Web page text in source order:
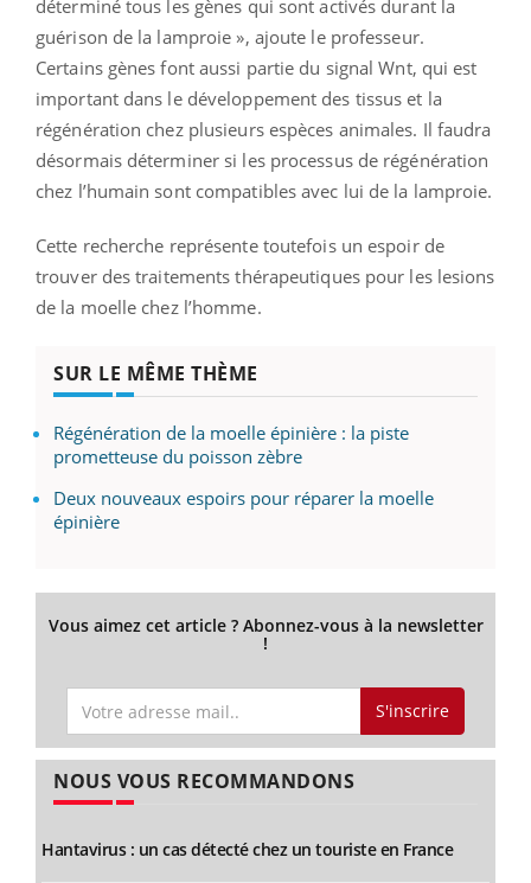
déterminé tous les gènes qui sont activés durant la
guérison de la lamproie », ajoute le professeur.
Certains gènes font aussi partie du signal Wnt, qui est
important dans le développement des tissus et la
régénération chez plusieurs espèces animales. Il faudra
désormais déterminer si les processus de régénération
chez l’humain sont compatibles avec lui de la lamproie.
Cette recherche représente toutefois un espoir de
trouver des traitements thérapeutiques pour les lesions
de la moelle chez l’homme.
SUR LE MÊME THÈME
Régénération de la moelle épinière : la piste
prometteuse du poisson zèbre
Deux nouveaux espoirs pour réparer la moelle
épinière
Vous aimez cet article ? Abonnez-vous à la newsletter
!
S'inscrire
NOUS VOUS RECOMMANDONS
Hantavirus : un cas détecté chez un touriste en France